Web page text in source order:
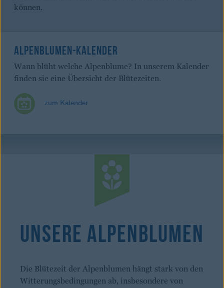
können.
ALPENBLUMEN-KALENDER
Wann blüht welche Alpenblume? In unserem Kalender
finden sie eine Übersicht der Blütezeiten.
zum Kalender
Unsere Alpenblumen
Die Blütezeit der Alpenblumen hängt stark von den
Witterungsbedingungen ab, insbesondere von